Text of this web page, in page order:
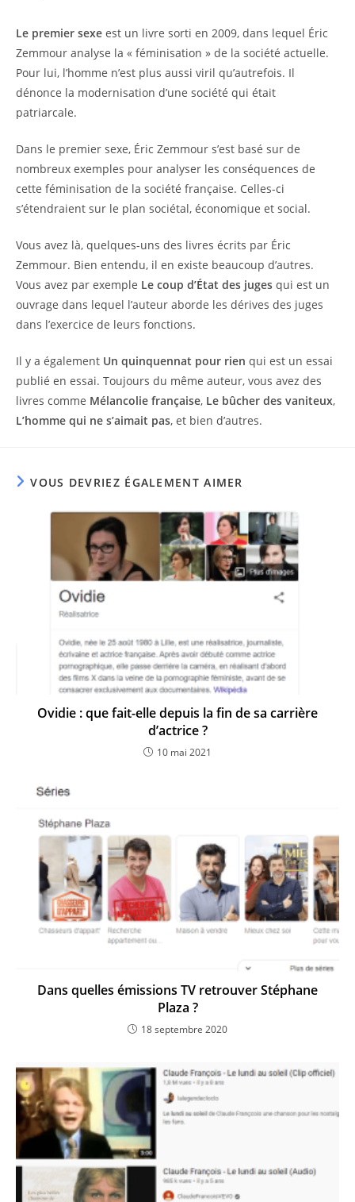
Le premier sexe est un livre sorti en 2009, dans lequel Éric
Zemmour analyse la « féminisation » de la société actuelle.
Pour lui, l’homme n’est plus aussi viril qu’autrefois. Il
dénonce la modernisation d’une société qui était
patriarcale.
Dans le premier sexe, Éric Zemmour s’est basé sur de
nombreux exemples pour analyser les conséquences de
cette féminisation de la société française. Celles-ci
s’étendraient sur le plan sociétal, économique et social.
Vous avez là, quelques-uns des livres écrits par Éric
Zemmour. Bien entendu, il en existe beaucoup d’autres.
Vous avez par exemple Le coup d’État des juges qui est un
ouvrage dans lequel l’auteur aborde les dérives des juges
dans l’exercice de leurs fonctions.
Il y a également Un quinquennat pour rien qui est un essai
publié en essai. Toujours du même auteur, vous avez des
livres comme Mélancolie française, Le bûcher des vaniteux,
L’homme qui ne s’aimait pas, et bien d’autres.
VOUS DEVRIEZ ÉGALEMENT AIMER
Ovidie : que fait-elle depuis la fin de sa carrière
d’actrice ?
10 mai 2021
Dans quelles émissions TV retrouver Stéphane
Plaza ?
18 septembre 2020